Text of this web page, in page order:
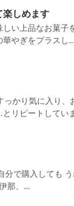
楽しめます
い上品なお菓子
やぎをプラスし...
かり気に入り
リピートしてい
分で購入しても
那、...